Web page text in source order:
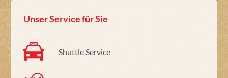
Unser Service für Sie
Shuttle Service